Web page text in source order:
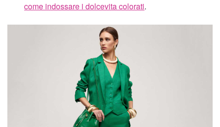
come indossare i dolcevita colorati.